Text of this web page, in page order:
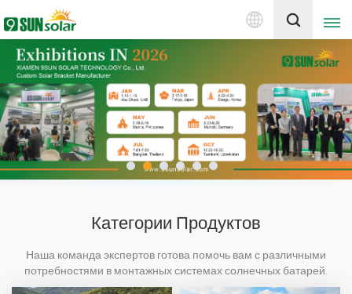
Русский
English
Deutsch
русский
español
português
Получить цену
Категории Продуктов
Наша команда экспертов готова помочь вам с различными
потребностями в монтажных системах солнечных батарей.
Пожалуйста, поделитесь своим адресом электронной почты,